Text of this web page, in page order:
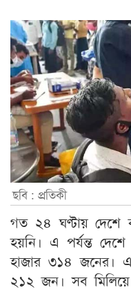
ছবি : প্রতিকী
গত ২৪ ঘণ্টায় দেশে
হয়নি। এ পর্যন্ত
হাজার ৩১৪ জনের।
২১২ জন। সব মিলিয়ে